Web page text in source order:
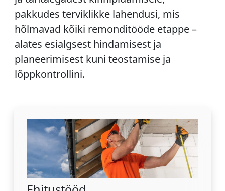
pakkudes terviklikke lahendusi, mis
hõlmavad kõiki remonditööde etappe –
alates esialgsest hindamisest ja
planeerimisest kuni teostamise ja
lõppkontrollini.